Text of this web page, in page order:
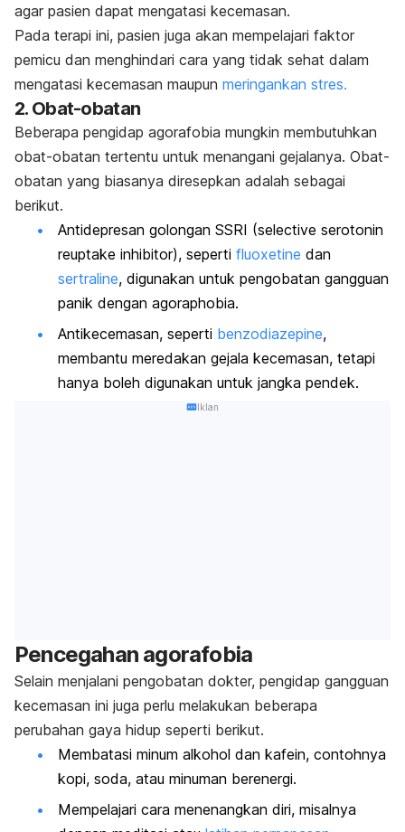
agar pasien dapat mengatasi kecemasan.
Pada terapi ini, pasien juga akan mempelajari faktor
pemicu dan menghindari cara yang tidak sehat dalam
mengatasi kecemasan maupun meringankan stres.
2. Obat-obatan
Beberapa pengidap agorafobia mungkin membutuhkan
obat-obatan tertentu untuk menangani gejalanya. Obat-
obatan yang biasanya diresepkan adalah sebagai
berikut.
Antidepresan golongan SSRI (selective serotonin
reuptake inhibitor), seperti fluoxetine dan
sertraline, digunakan untuk pengobatan gangguan
panik dengan agoraphobia.
Antikecemasan, seperti benzodiazepine,
membantu meredakan gejala kecemasan, tetapi
hanya boleh digunakan untuk jangka pendek.
Iklan
Pencegahan agorafobia
Selain menjalani pengobatan dokter, pengidap gangguan
kecemasan ini juga perlu melakukan beberapa
perubahan gaya hidup seperti berikut.
Membatasi minum alkohol dan kafein, contohnya
kopi, soda, atau minuman berenergi.
Mempelajari cara menenangkan diri, misalnya